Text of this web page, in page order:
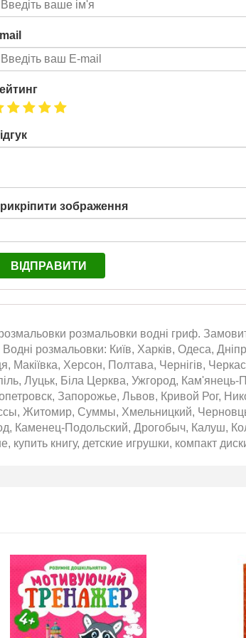
зображення
ВІДПРАВИТИ
розмальовки водні гриф.
Водні розмальовки: Київ, Харків, Одеса,
Макіївка, Херсон, Полтава, Чернігів,
Луцьк, Біла Церква, Ужгород,
Запорожье, Львов, Кривой Рог,
Житомир, Суммы, Хмельницкий,
Каменец-Подольский, Дрогобыч, Калуш,
купить книгу, детские игрушки, компакт